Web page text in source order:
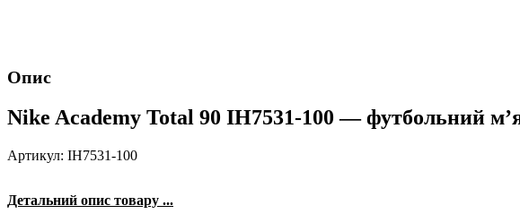
Опис
Nike Academy Total 90 IH7531-100 — футбольний
Артикул: IH7531-100
Детальний опис товару ...